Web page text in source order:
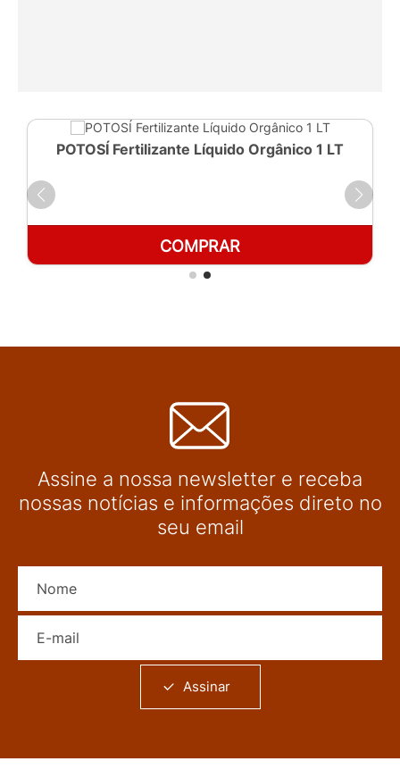
POTOSÍ Fertilizante Líquido Orgânico 1 LT
COMPRAR
Assine a nossa newsletter e receba
nossas notícias e informações direto no
seu email
Assinar